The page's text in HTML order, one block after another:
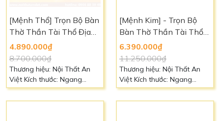
sắc theo yêu cầu Liên hệ:
0966.88.39.49 để biết thêm
chi tiết
[Mệnh Thổ] Trọn Bộ Bàn
Thờ Thần Tài Thổ Địa
hợp cho người Mệnh Thổ
4.890.000₫
8.700.000₫
Thương hiệu: Nội Thất An
Việt Kích thước: Ngang
56cm, sâu 56cm, cao 87cm
Chất liệu: Gỗ Xoan Đào Màu
[Mệnh Kim] - Trọn Bộ
Bàn Thờ Thần Tài Thổ
Địa hợp cho người Mệnh
Kim
6.390.000₫
11.250.000₫
Thương hiệu: Nội Thất An
Việt Kích thước: Ngang
60cm, sâu 48cm, cao 81cm
Chất liệu: Gỗ Gỗ tự nhiên